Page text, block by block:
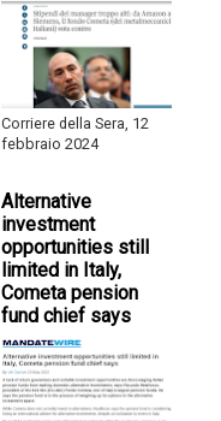
Corriere della Sera, 12
febbraio 2024
Alternative
investment
opportunities still
limited in Italy,
Cometa pension
fund chief says